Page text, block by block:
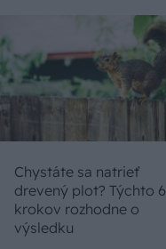
Chystáte sa natrieť
drevený plot? Týchto 6
krokov rozhodne o
výsledku